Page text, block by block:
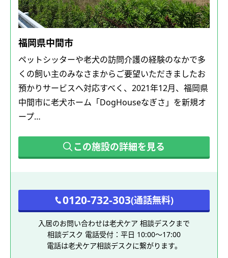
福岡県中間市
ペットシッターや老犬の訪問介護の経験のなかで多
くの飼い主のみなさまからご要望いただきましたお
預かりサービスへ対応すべく、2021年12月、福岡県
中間市に老犬ホーム「DogHouseなぎさ」を新規オ
ープ…
この施設の詳細を見る
0120-732-303(通話無料)
入居のお問い合わせは老犬ケア 相談デスクまで
相談デスク 電話受付：平日 10:00～17:00
電話は老犬ケア相談デスクに繋がります。